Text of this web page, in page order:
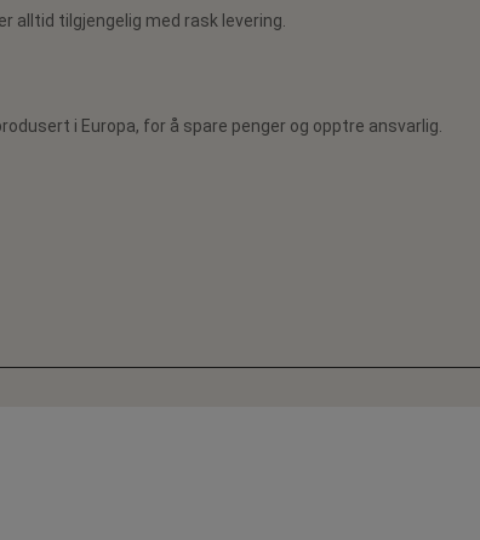
alltid tilgjengelig med rask levering.
i Europa, for å spare penger og opptre ansvarlig.